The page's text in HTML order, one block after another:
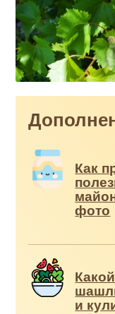
Как
фото
и